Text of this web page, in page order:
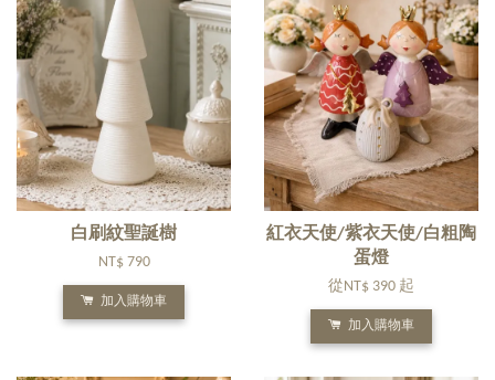
白刷紋聖誕樹
NT$ 790
加入購物車
紅衣天使/紫衣天使/白粗陶
蛋燈
從 NT$ 390 起
加入購物車